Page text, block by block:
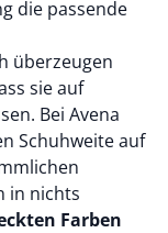
die passende
überzeugen
sie auf
Bei Avena
Schuhweite auf
in nichts
Farben